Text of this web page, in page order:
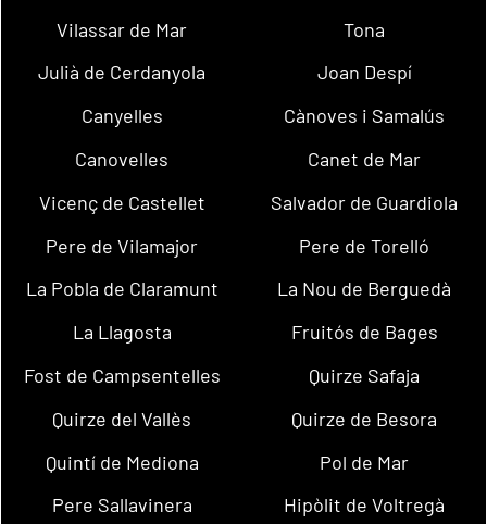
Vilassar de Mar
Tona
Julià de Cerdanyola
Joan Despí
Canyelles
Cànoves i Samalús
Canovelles
Canet de Mar
Vicenç de Castellet
Salvador de Guardiola
Pere de Vilamajor
Pere de Torelló
La Pobla de Claramunt
La Nou de Berguedà
La Llagosta
Fruitós de Bages
Fost de Campsentelles
Quirze Safaja
Quirze del Vallès
Quirze de Besora
Quintí de Mediona
Pol de Mar
Pere Sallavinera
Hipòlit de Voltregà